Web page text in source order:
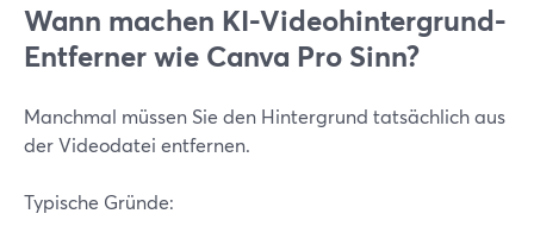
Wann machen KI-Videohintergrund-
Entferner wie Canva Pro Sinn?
Manchmal müssen Sie den Hintergrund tatsächlich aus
der Videodatei entfernen.
Typische Gründe: